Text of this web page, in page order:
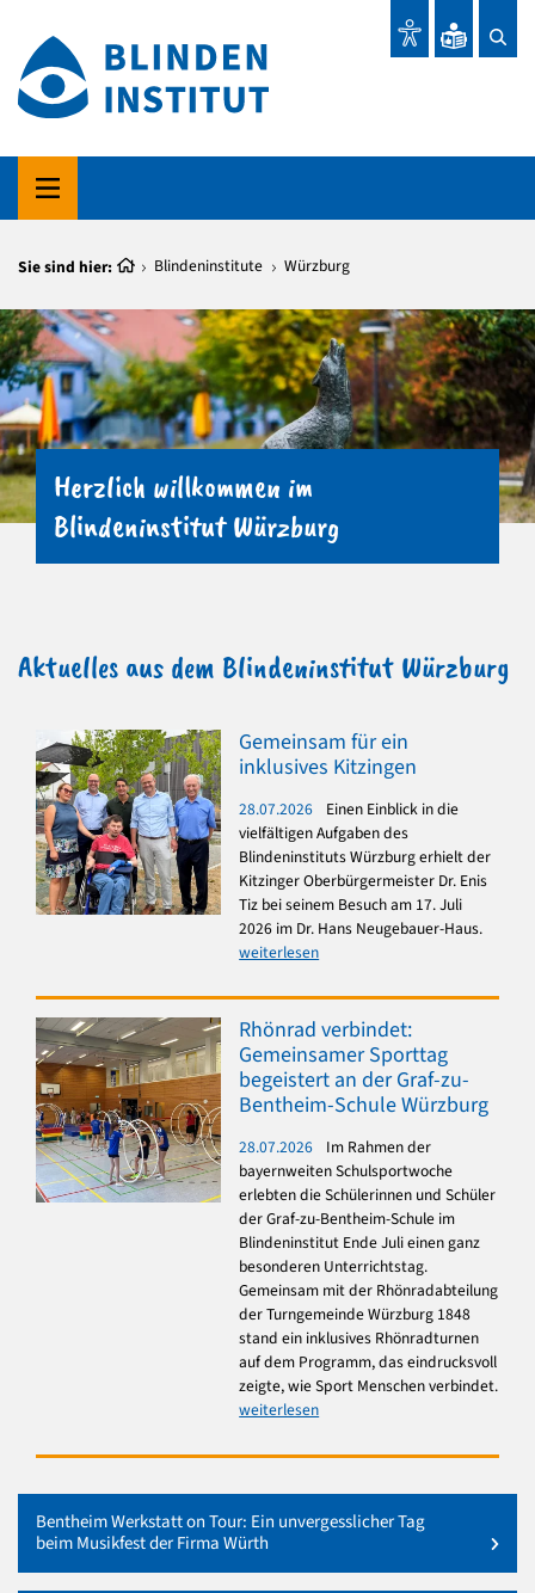
Sie sind hier: Blindeninstitute Würzburg
Herzlich willkommen im
Blindeninstitut Würzburg
Aktuelles aus dem Blindeninstitut Würzburg
Gemeinsam für ein
inklusives Kitzingen
28.07.2026
Einen Einblick in die
vielfältigen Aufgaben des
Blindeninstituts Würzburg erhielt der
Kitzinger Oberbürgermeister Dr. Enis
Tiz bei seinem Besuch am 17. Juli
2026 im Dr. Hans Neugebauer-Haus.
weiterlesen
Rhönrad verbindet:
Gemeinsamer Sporttag
begeistert an der Graf-zu-
Bentheim-Schule Würzburg
28.07.2026
Im Rahmen der
bayernweiten Schulsportwoche
erlebten die Schülerinnen und Schüler
der Graf-zu-Bentheim-Schule im
Blindeninstitut Ende Juli einen ganz
besonderen Unterrichtstag.
Gemeinsam mit der Rhönradabteilung
der Turngemeinde Würzburg 1848
stand ein inklusives Rhönradturnen
auf dem Programm, das eindrucksvoll
zeigte, wie Sport Menschen verbindet.
weiterlesen
Bentheim Werkstatt on Tour: Ein unvergesslicher Tag
beim Musikfest der Firma Würth